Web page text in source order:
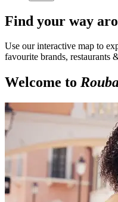
Find your way
Use our interactive map to
favourite brands, restaurants
Welcome to